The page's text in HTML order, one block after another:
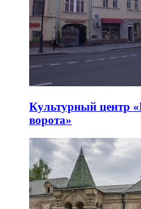
Культурный центр
ворота»